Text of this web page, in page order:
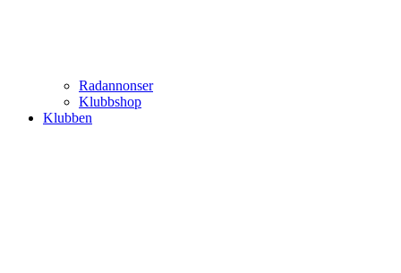
Radannonser
Klubbshop
Klubben